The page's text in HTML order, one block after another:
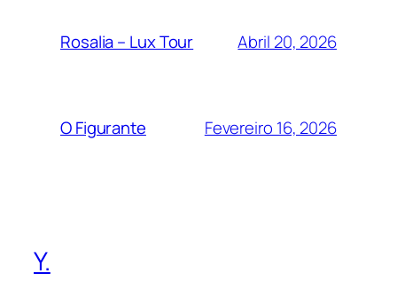
Rosalia – Lux Tour Abril 20, 2026
O Figurante Fevereiro 16, 2026
Y.